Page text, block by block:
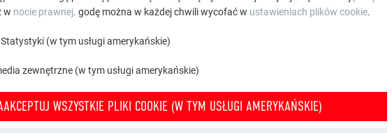
& Wir
w nocie prawnej. godę można w każdej chwili wycofać w ustawieniach plików cookie.
Statystyki (w tym usługi amerykańskie)
zewnętrzne (w tym usługi amerykańskie)
WSZYSTKIE PLIKI COOKIE (W TYM USŁUGI AMERYKAŃSKIE)